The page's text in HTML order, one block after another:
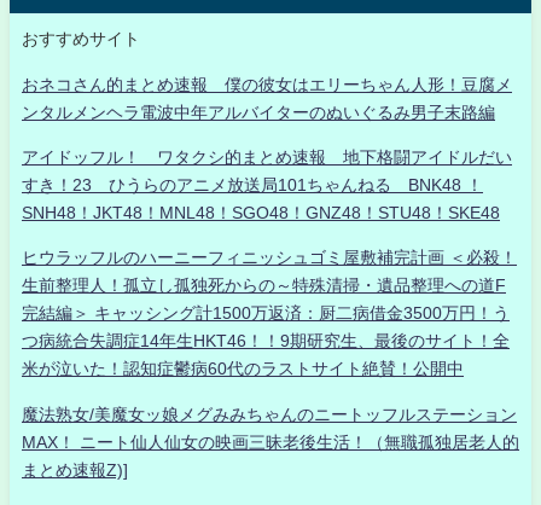
おすすめサイト
おネコさん的まとめ速報 僕の彼女はエリーちゃん人形！豆腐メ
ンタルメンヘラ電波中年アルバイターのぬいぐるみ男子末路編
アイドッフル！ ワタクシ的まとめ速報 地下格闘アイドルだい
すき！23 ひうらのアニメ放送局101ちゃんねる BNK48 ！
SNH48！JKT48！MNL48！SGO48！GNZ48！STU48！SKE48
ヒウラッフルのハーニーフィニッシュゴミ屋敷補完計画 ＜必殺！
生前整理人！孤立し孤独死からの～特殊清掃・遺品整理への道F
完結編＞ キャッシング計1500万返済：厨二病借金3500万円！う
つ病統合失調症14年生HKT46！！9期研究生、最後のサイト！全
米が泣いた！認知症鬱病60代のラストサイト絶賛！公開中
魔法熟女/美魔女ッ娘メグみみちゃんのニートッフルステーション
MAX！ ニート仙人仙女の映画三昧老後生活！（無職孤独居老人的
まとめ速報Z)]